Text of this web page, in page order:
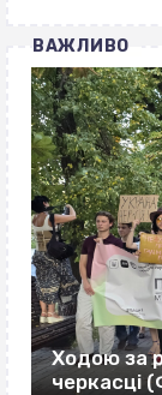
ВАЖЛИВО
Ходою за
черкасці